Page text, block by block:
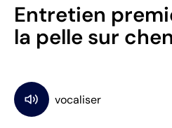
Entretien
la pelle sur